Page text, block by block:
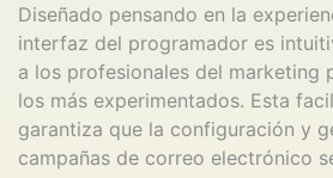
Diseñado pensando en la
interfaz del programador es
a los profesionales del marketing
los más experimentados. Esta
garantiza que la configuración y
campañas de correo electrónico